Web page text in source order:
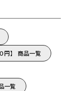
円】 商品一覧
一覧